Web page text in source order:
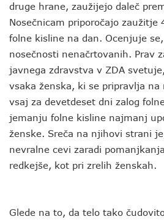
druge hrane, zaužijejo daleč
Nosečnicam priporočajo zaužitje
folne kisline na dan. Ocenjuje
nosečnosti nenačrtovanih. Prav
javnega zdravstva v ZDA
vsaka ženska, ki se pripravlja na
vsaj za devetdeset dni zalog
jemanju folne kisline najmanj
ženske. Sreča na njihovi strani
nevralne cevi zaradi
redkejše, kot pri zrelih ženskah.
Glede na to, da telo tako